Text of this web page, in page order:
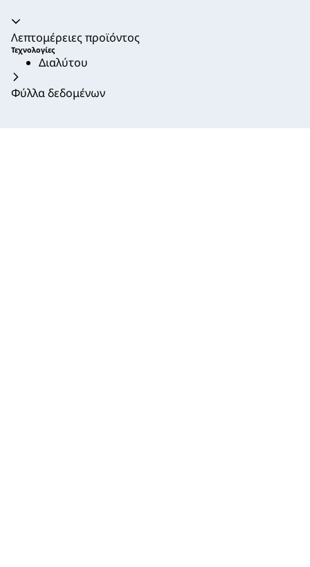
Ακορντεόν καταρρεύσει
Λεπτομέρειες προϊόντος
Τεχνολογίες
Διαλύτου
Φύλλα δεδομένων